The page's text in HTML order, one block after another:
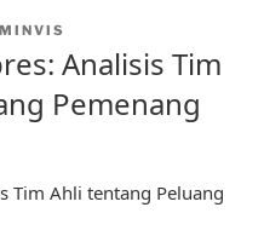
Analisis Tim
Pemenang
Tim Ahli tentang Peluang